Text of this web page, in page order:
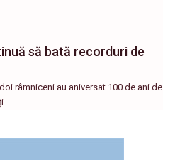
să bată recorduri de
râmniceni au aniversat 100 de ani de